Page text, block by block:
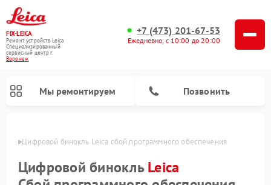
FIX-LEICA
Ремонт устройств Leica
Специализированный
cервисный центр г.
Воронеж
+7 (473) 201-67-53
Ежедневно, с 10:00 до 20:00
Мы ремонтируем Позвонить
Цифровой бинокль Leica сбой программного обеспечения
Цифровой бинокльLeica